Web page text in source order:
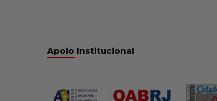
Apoio Institucional